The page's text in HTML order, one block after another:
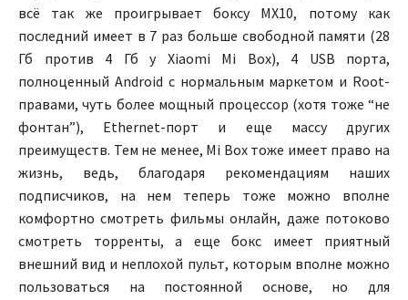
всё так же проигрывает боксу MX10, потому как
последний имеет в 7 раз больше свободной памяти (28
Гб против 4 Гб у Xiaomi Mi Box), 4 USB порта,
полноценный Android с нормальным маркетом и Root-
правами, чуть более мощный процессор (хотя тоже “не
фонтан”), Ethernet-порт и еще массу других
преимуществ. Тем не менее, Mi Box тоже имеет право на
жизнь, ведь, благодаря рекомендациям наших
подписчиков, на нем теперь тоже можно вполне
комфортно смотреть фильмы онлайн, даже потоково
смотреть торренты, а еще бокс имеет приятный
внешний вид и неплохой пульт, которым вполне можно
пользоваться на постоянной основе, но для